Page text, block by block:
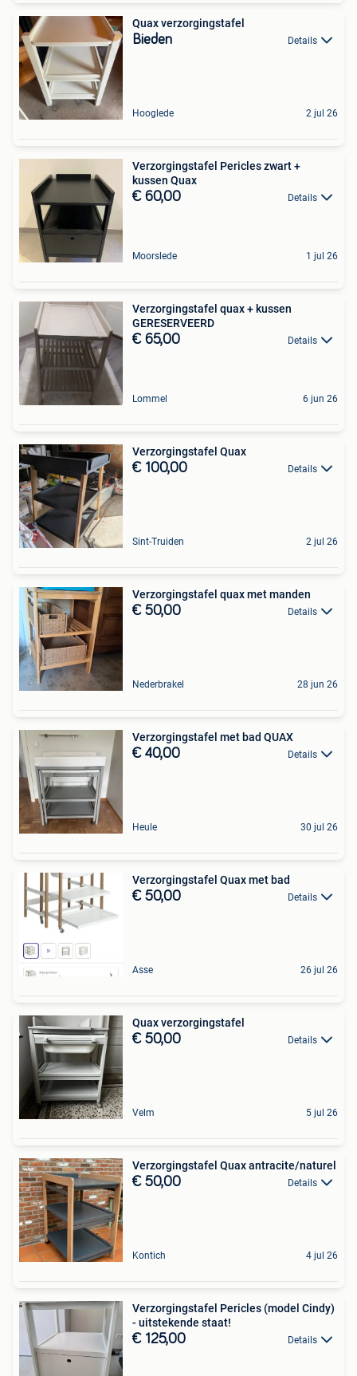
Quax verzorgingstafel
Bieden Details
Hooglede 2 jul 26
Verzorgingstafel Pericles zwart +
kussen Quax
€ 60,00 Details
Moorslede 1 jul 26
Verzorgingstafel quax + kussen
GERESERVEERD
€ 65,00 Details
Lommel 6 jun 26
Verzorgingstafel Quax
€ 100,00 Details
Sint-Truiden 2 jul 26
Verzorgingstafel quax met manden
€ 50,00 Details
Nederbrakel 28 jun 26
Verzorgingstafel met bad QUAX
€ 40,00 Details
Heule 30 jul 26
Verzorgingstafel Quax met bad
€ 50,00 Details
Asse 26 jul 26
Quax verzorgingstafel
€ 50,00 Details
Velm 5 jul 26
Verzorgingstafel Quax antracite/naturel
€ 50,00 Details
Kontich 4 jul 26
Verzorgingstafel Pericles (model Cindy)
- uitstekende staat!
€ 125,00 Details